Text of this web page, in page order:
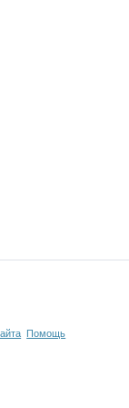
Помощь